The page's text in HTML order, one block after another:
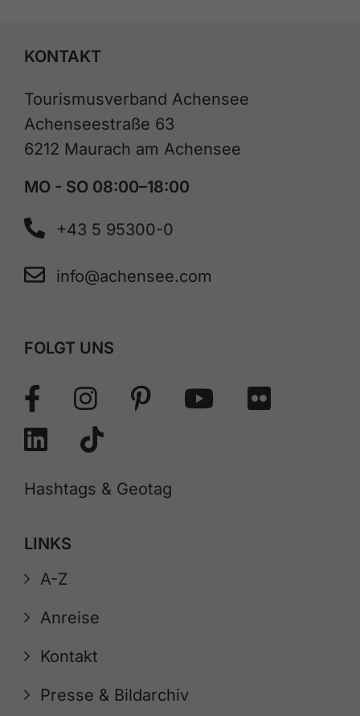
KONTAKT
Tourismusverband Achensee
Achenseestraße 63
6212 Maurach am Achensee
MO - SO 08:00–18:00
+43 5 95300-0
info@achensee.com
FOLGT UNS
Hashtags & Geotag
LINKS
A-Z
Anreise
Kontakt
Presse & Bildarchiv